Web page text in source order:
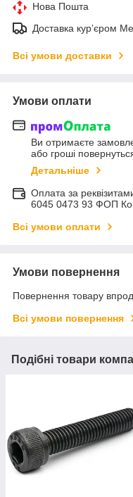
Нова Пошта
Доставка курʼєром
Всі умови доставки
Умови оплати
Ви отримаєте
або гроші
Детальніше
Оплата за
6045 0473 93 ФОП
Всі умови оплати
Умови повернення
Повернення товару
Всі умови повернення
Подібні товари